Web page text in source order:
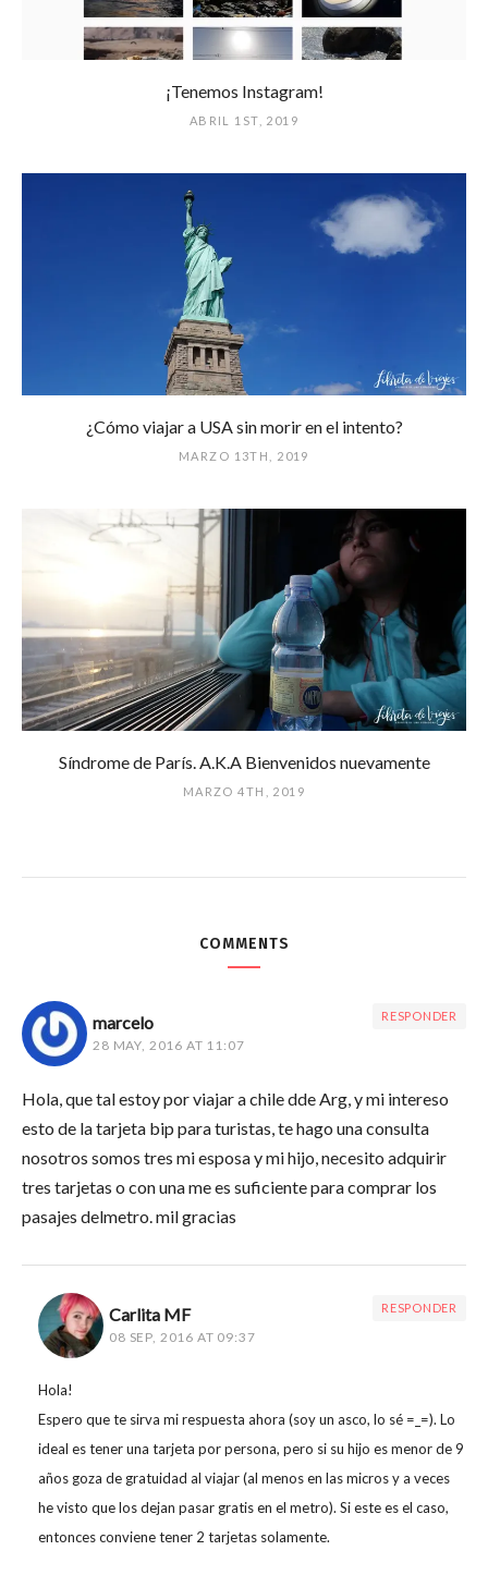
¡Tenemos Instagram!
ABRIL 1ST, 2019
¿Cómo viajar a USA sin morir en el intento?
MARZO 13TH, 2019
Síndrome de París. A.K.A Bienvenidos nuevamente
MARZO 4TH, 2019
COMMENTS
marcelo
28 MAY, 2016 AT 11:07
RESPONDER
Hola, que tal estoy por viajar a chile dde Arg, y mi intereso
esto de la tarjeta bip para turistas, te hago una consulta
nosotros somos tres mi esposa y mi hijo, necesito adquirir
tres tarjetas o con una me es suficiente para comprar los
pasajes delmetro. mil gracias
Carlita MF
08 SEP, 2016 AT 09:37
RESPONDER
Hola!
Espero que te sirva mi respuesta ahora (soy un asco, lo sé =_=). Lo
ideal es tener una tarjeta por persona, pero si su hijo es menor de 9
años goza de gratuidad al viajar (al menos en las micros y a veces
he visto que los dejan pasar gratis en el metro). Si este es el caso,
entonces conviene tener 2 tarjetas solamente.